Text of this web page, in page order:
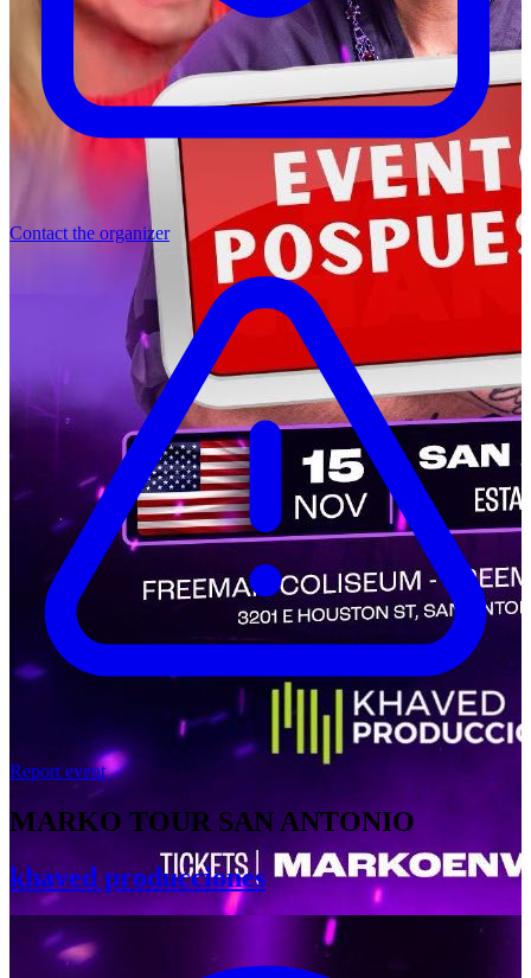
Contact the organizer
Report event
MARKO TOUR SAN ANTONIO
khaved producciones